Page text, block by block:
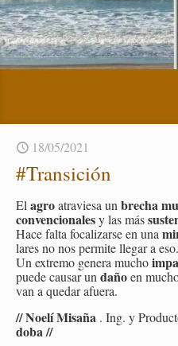
18/05/2021
#Tran­si­ción
Elagroatra­vie­sa unbre­cha
con­ven­cio­na­lesy las más
Hace falta fo­ca­li­zar­se en una
la­res no nos per­mi­te lle­gar a eso.
Un ex­tre­mo ge­ne­ra mucho
puede cau­sar undañoen
van a que­dar afue­ra.
// Noelí Mi­sa­ña . Ing. y
do­ba //